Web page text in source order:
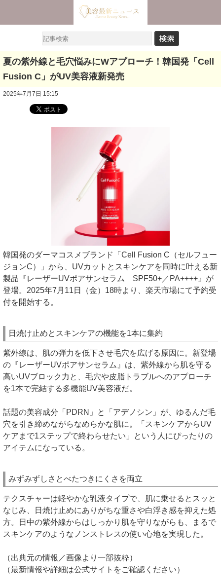
夏の紫外線と毛穴悩みにWアプローチ！韓国発「Cell
Fusion C」がUV美容液新発売
2025年7月7日 15:15
韓国発のダーマコスメブランド「Cell Fusion C（セルフュー
ジョンC）」から、UVカットとスキンケアを同時に叶える新
製品『レーザーUVポアサンセラム SPF50+／PA++++』が
登場。2025年7月11日（金）18時より、楽天市場にて予約受
付を開始する。
日焼け止めとスキンケアの機能を1本に集約
紫外線は、肌の弾力を低下させ毛穴を広げる原因に。新登場
の『レーザーUVポアサンセラム』は、紫外線から肌を守る
高いUVブロック力と、毛穴や皮脂トラブルへのアプローチ
を1本で完結する多機能UV美容液だ。
話題の美容成分「PDRN」と「アデノシン」が、ゆるんだ毛
穴を引き締めながらなめらかな肌に。「スキンケアからUV
ケアまで1ステップで終わらせたい」という人にぴったりの
アイテムになっている。
みずみずしさとべたつきにくさを両立
テクスチャーは軽やかな乳液タイプで、肌に乗せるとスッと
なじみ、日焼け止めにありがちな重さや白浮き感を抑えた処
方。日中の紫外線からはしっかり肌を守りながらも、まるで
スキンケアのようなノンストレスの使い心地を実現した。
（出典元の情報／画像より一部抜粋）
（最新情報や詳細は公式サイトをご確認ください）